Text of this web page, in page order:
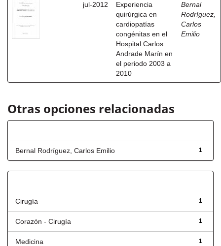
jul-2012
Experiencia
quirúrgica en
cardiopatías
congénitas en el
Hospital Carlos
Andrade Marín en
el periodo 2003 a
2010
Bernal
Rodríguez,
Carlos
Emilio
Otras opciones relacionadas
1
Bernal Rodríguez, Carlos Emilio
1
Cirugía
1
Corazón - Cirugía
1
Medicina